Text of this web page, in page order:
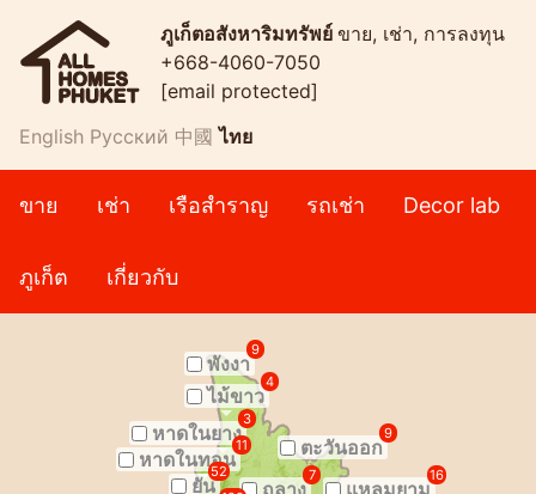
ภูเก็ตอสังหาริมทรัพย์ ขาย, เช่า, การลงทุน
+668-4060-7050
[email protected]
English Русский 中國 ไทย
ขาย เช่า เรือสำราญ รถเช่า Decor lab
ภูเก็ต เกี่ยวกับ
พังงา
9
ไม้ขาว
4
หาดในยาง
3
ตะวันออก
9
หาดในทอน
11
ยัน
52
ถลาง
7
แหลมยามู
16